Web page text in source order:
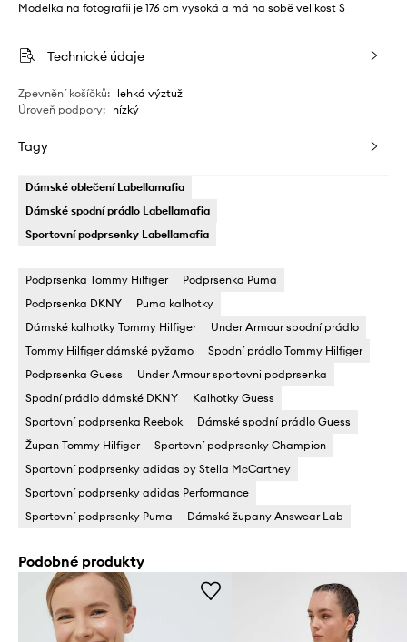
Modelka na fotografii je 176 cm vysoká a má na sobě velikost S
Technické údaje
Zpevnění košíčků: lehká výztuž
Úroveň podpory: nízký
Tagy
Dámské oblečení Labellamafia
Dámské spodní prádlo Labellamafia
Sportovní podprsenky Labellamafia
Podprsenka Tommy Hilfiger
Podprsenka Puma
Podprsenka DKNY
Puma kalhotky
Dámské kalhotky Tommy Hilfiger
Under Armour spodní prádlo
Tommy Hilfiger dámské pyžamo
Spodní prádlo Tommy Hilfiger
Podprsenka Guess
Under Armour sportovni podprsenka
Spodní prádlo dámské DKNY
Kalhotky Guess
Sportovní podprsenka Reebok
Dámské spodní prádlo Guess
Župan Tommy Hilfiger
Sportovní podprsenky Champion
Sportovní podprsenky adidas by Stella McCartney
Sportovní podprsenky adidas Performance
Sportovní podprsenky Puma
Dámské župany Answear Lab
Podobné produkty